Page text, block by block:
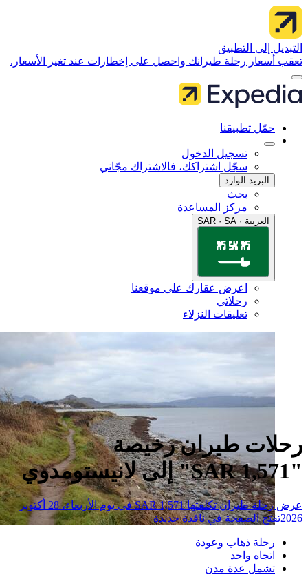
إلى التطبيق
رحلة طيرانك واحصل على إخطارات عند تغير الأسعار.
تطبيقنا
تسجيل الدخول
سجّل اشتراكك، فالاشتراك مجّاني
البريد الوارد
مركز المساعدة
اعرض عقارك على موقعنا
رحلاتي
تعليقات النزلاء
طيران رخيصة
عرض رحلة طيران تكلفتها SAR 1,571 في يوم الأربعاء، 28 أكتوبر
الصفحة في نافذة جديدة
ذهاب وعودة
واحد
عدة مدن